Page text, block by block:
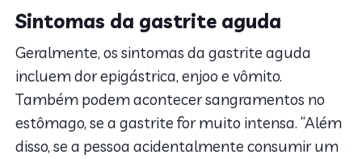
Sintomas da gastrite aguda
Geralmente, os sintomas da gastrite aguda
incluem dor epigástrica, enjoo e vômito.
Também podem acontecer sangramentos no
estômago, se a gastrite for muito intensa. “Além
disso, se a pessoa acidentalmente consumir um